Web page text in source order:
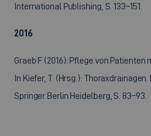
International Publishing, S. 133–151.
2016
Graeb F (2016): Pflege von Patienten
In Kiefer, T. (Hrsg.):
Springer Berlin Heidelberg, S. 83–93.